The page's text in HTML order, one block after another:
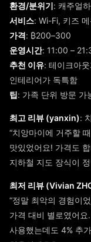
환경/분위기: 캐주얼
서비스: Wi-Fi, 키즈
가격: ₿200–300
운영시간: 11:00 –
추천 이유: 테이크아
인테리어가 독특함
팁: 가족 단위 방문 가
최고 리뷰 (yanxin):
“치앙마이에 거주할
맛있었어요! 가격도
지하철 지도 장식이
최저 리뷰 (Vivian
“정말 최악의 경험이
가격 대비 별로였어
사용했는데도 4% 추